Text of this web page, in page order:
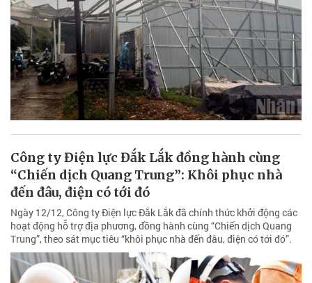
Công ty Điện lực Đắk Lắk đồng hành cùng
“Chiến dịch Quang Trung”: Khôi phục nhà
đến đâu, điện có tới đó
Ngày 12/12, Công ty Điện lực Đắk Lắk đã chính thức khởi động các
hoạt động hỗ trợ địa phương, đồng hành cùng “Chiến dịch Quang
Trung”, theo sát mục tiêu “khôi phục nhà đến đâu, điện có tới đó”.